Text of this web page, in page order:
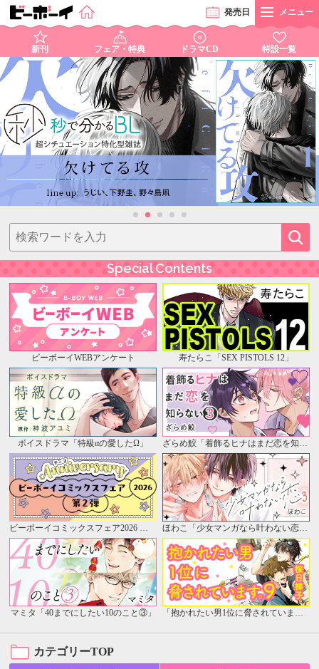
発売日 メニュー
新刊 フェア・特典 ドラマCD 特設一覧
Special Contents
ビーボーイWEBアンケート 寿たらこ「SEX PISTOLS 12」
ボイスドラマ「特級αの愛したΩ」
ビーボーイコミックスフェア2026 第2弾 ほわこ「少女マンガなら叶わない恋 3」
マミタ「40までにしたい10のこと③」 「抱かれたい男1位に脅されています。」公式
カテゴリーTOP